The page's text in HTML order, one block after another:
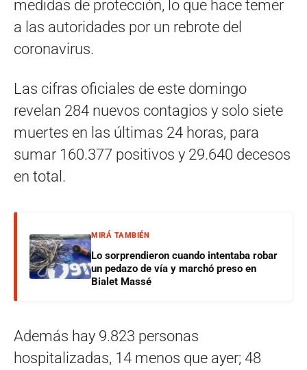
medidas de protección, lo que hace temer
a las autoridades por un rebrote del
coronavirus.
Las cifras oficiales de este domingo
revelan 284 nuevos contagios y solo siete
muertes en las últimas 24 horas, para
sumar 160.377 positivos y 29.640 decesos
en total.
MIRÁ TAMBIÉN
Lo sorprendieron cuando intentaba robar
un pedazo de vía y marchó preso en
Bialet Massé
Además hay 9.823 personas
hospitalizadas, 14 menos que ayer; 48